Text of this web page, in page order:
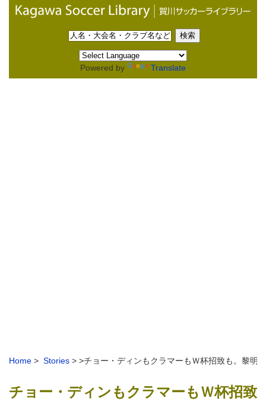
Powered by Translate
Home > Stories > >チョー・ディンもクラマーもＷ杯招致も。黎
チョー・ディンもクラマーもＷ杯招致